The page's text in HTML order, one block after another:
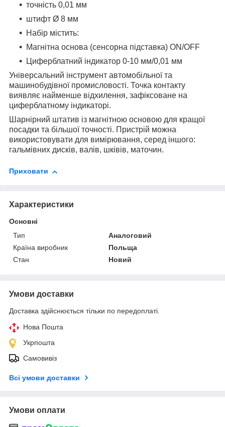
точність 0,01 мм
штифт Ø 8 мм
Набір містить:
Магнітна основа (сенсорна підставка) ON/OFF
Циферблатний індикатор 0-10 мм/0,01 мм
Універсальний інструмент автомобільної та
машинобудівної промисловості. Точка контакту
виявляє найменше відхилення, зафіксоване на
циферблатному індикаторі.
Шарнірний штатив із магнітною основою для кращої
посадки та більшої точності. Пристрій можна
використовувати для вимірювання, серед іншого:
гальмівних дисків, валів, шківів, маточин.
Приховати
Характеристики
Основні
Тип
Аналоговий
Країна виробник
Польща
Стан
Новий
Умови доставки
Доставка здійснюється тільки по передоплаті.
Нова Пошта
Укрпошта
Самовивіз
Всі умови доставки
Умови оплати